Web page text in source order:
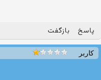
پاسخ بازگفت
کاربر